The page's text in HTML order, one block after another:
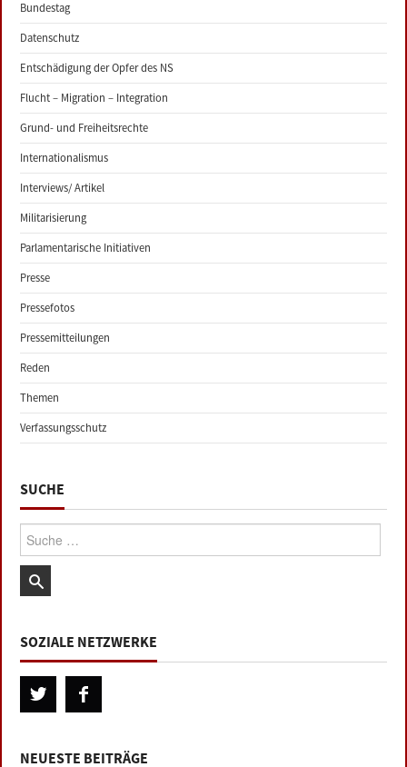
Bundestag
Datenschutz
Entschädigung der Opfer des NS
Flucht – Migration – Integration
Grund- und Freiheitsrechte
Internationalismus
Interviews/ Artikel
Militarisierung
Parlamentarische Initiativen
Presse
Pressefotos
Pressemitteilungen
Reden
Themen
Verfassungsschutz
SUCHE
Suche:
SOZIALE NETZWERKE
NEUESTE BEITRÄGE